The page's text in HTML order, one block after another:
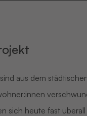
aus dem
sich heute fast